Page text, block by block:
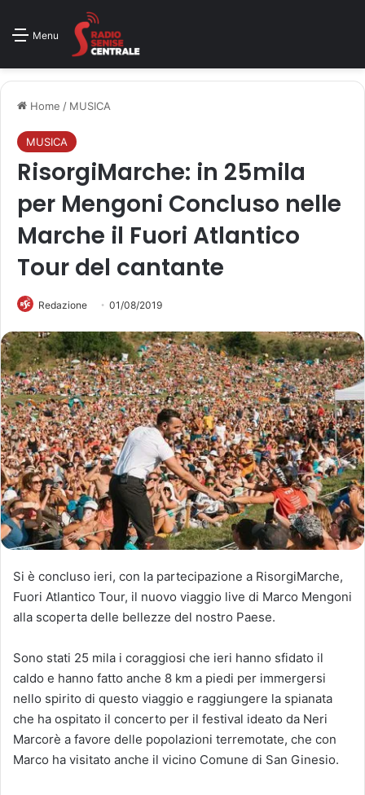
Menu
Home / MUSICA
MUSICA
RisorgiMarche: in 25mila
per Mengoni Concluso nelle
Marche il Fuori Atlantico
Tour del cantante
Redazione 01/08/2019
Si è concluso ieri, con la partecipazione a RisorgiMarche,
Fuori Atlantico Tour, il nuovo viaggio live di Marco Mengoni
alla scoperta delle bellezze del nostro Paese.
Sono stati 25 mila i coraggiosi che ieri hanno sfidato il
caldo e hanno fatto anche 8 km a piedi per immergersi
nello spirito di questo viaggio e raggiungere la spianata
che ha ospitato il concerto per il festival ideato da Neri
Marcorè a favore delle popolazioni terremotate, che con
Marco ha visitato anche il vicino Comune di San Ginesio.